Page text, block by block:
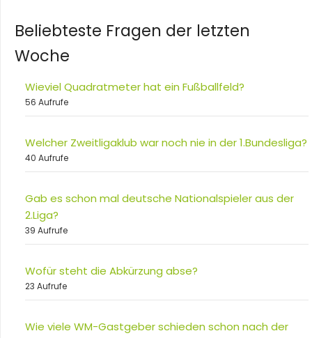
Beliebteste Fragen der letzten
Woche
Wieviel Quadratmeter hat ein Fußballfeld?
56 Aufrufe
Welcher Zweitligaklub war noch nie in der 1.Bundesliga?
40 Aufrufe
Gab es schon mal deutsche Nationalspieler aus der
2.Liga?
39 Aufrufe
Wofür steht die Abkürzung abse?
23 Aufrufe
Wie viele WM-Gastgeber schieden schon nach der